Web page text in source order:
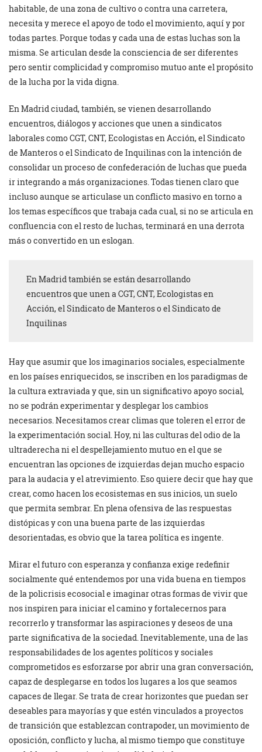
habitable, de una zona de cultivo o contra una carretera,
necesita y merece el apoyo de todo el movimiento, aquí y por
todas partes. Porque todas y cada una de estas luchas son la
misma. Se articulan desde la consciencia de ser diferentes
pero sentir complicidad y compromiso mutuo ante el propósito
de la lucha por la vida digna.
En Madrid ciudad, también, se vienen desarrollando
encuentros, diálogos y acciones que unen a sindicatos
laborales como CGT, CNT, Ecologistas en Acción, el Sindicato
de Manteros o el Sindicato de Inquilinas con la intención de
consolidar un proceso de confederación de luchas que pueda
ir integrando a más organizaciones. Todas tienen claro que
incluso aunque se articulase un conflicto masivo en torno a
los temas específicos que trabaja cada cual, si no se articula en
confluencia con el resto de luchas, terminará en una derrota
más o convertido en un eslogan.
En Madrid también se están desarrollando
encuentros que unen a CGT, CNT, Ecologistas en
Acción, el Sindicato de Manteros o el Sindicato de
Inquilinas
Hay que asumir que los imaginarios sociales, especialmente
en los países enriquecidos, se inscriben en los paradigmas de
la cultura extraviada y que, sin un significativo apoyo social,
no se podrán experimentar y desplegar los cambios
necesarios. Necesitamos crear climas que toleren el error de
la experimentación social. Hoy, ni las culturas del odio de la
ultraderecha ni el despellejamiento mutuo en el que se
encuentran las opciones de izquierdas dejan mucho espacio
para la audacia y el atrevimiento. Eso quiere decir que hay que
crear, como hacen los ecosistemas en sus inicios, un suelo
que permita sembrar. En plena ofensiva de las respuestas
distópicas y con una buena parte de las izquierdas
desorientadas, es obvio que la tarea política es ingente.
Mirar el futuro con esperanza y confianza exige redefinir
socialmente qué entendemos por una vida buena en tiempos
de la policrisis ecosocial e imaginar otras formas de vivir que
nos inspiren para iniciar el camino y fortalecernos para
recorrerlo y transformar las aspiraciones y deseos de una
parte significativa de la sociedad. Inevitablemente, una de las
responsabilidades de los agentes políticos y sociales
comprometidos es esforzarse por abrir una gran conversación,
capaz de desplegarse en todos los lugares a los que seamos
capaces de llegar. Se trata de crear horizontes que puedan ser
deseables para mayorías y que estén vinculados a proyectos
de transición que establezcan contrapoder, un movimiento de
oposición, conflicto y lucha, al mismo tiempo que constituye